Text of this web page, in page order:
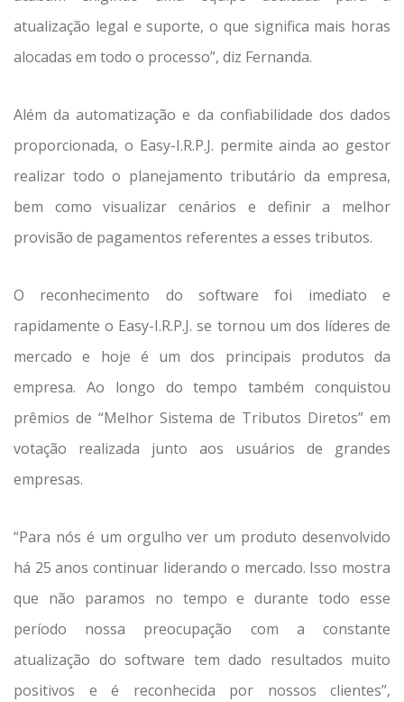
atualização legal e suporte, o que significa mais horas
alocadas em todo o processo”, diz Fernanda.
Além da automatização e da confiabilidade dos dados
proporcionada, o Easy-I.R.P.J. permite ainda ao gestor
realizar todo o planejamento tributário da empresa,
bem como visualizar cenários e definir a melhor
provisão de pagamentos referentes a esses tributos.
O reconhecimento do software foi imediato e
rapidamente o Easy-I.R.P.J. se tornou um dos líderes de
mercado e hoje é um dos principais produtos da
empresa. Ao longo do tempo também conquistou
prêmios de “Melhor Sistema de Tributos Diretos” em
votação realizada junto aos usuários de grandes
empresas.
“Para nós é um orgulho ver um produto desenvolvido
há 25 anos continuar liderando o mercado. Isso mostra
que não paramos no tempo e durante todo esse
período nossa preocupação com a constante
atualização do software tem dado resultados muito
positivos e é reconhecida por nossos clientes”,